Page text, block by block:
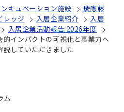
キュベーション施設
慶應藤
レッジ
入居企業紹介
入居
入居企業活動報告 2026年度
的インパクトの可視化と事業力へ
説していただきました
ム